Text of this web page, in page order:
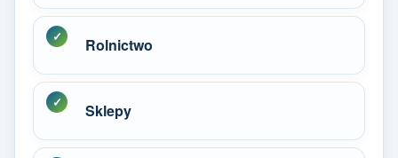
Rolnictwo
Sklepy